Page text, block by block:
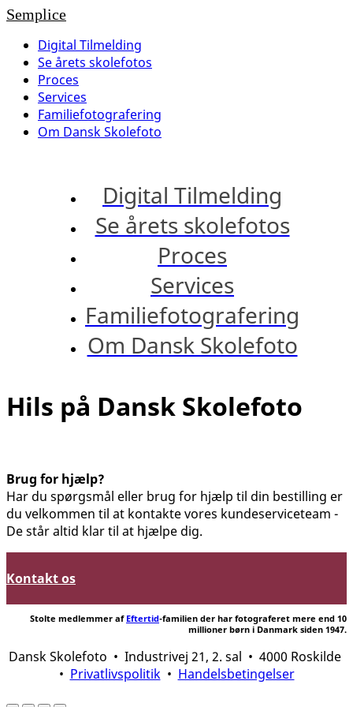
Semplice
Digital Tilmelding
Se årets skolefotos
Proces
Services
Familiefotografering
Om Dansk Skolefoto
Digital Tilmelding
Se årets skolefotos
Proces
Services
Familiefotografering
Om Dansk Skolefoto
Hils på Dansk Skolefoto
Brug for hjælp?
Har du spørgsmål eller brug for hjælp til din bestilling er
du velkommen til at kontakte vores kundeserviceteam -
De står altid klar til at hjælpe dig.
Kontakt os
Stolte medlemmer af Eftertid-familien der har fotograferet mere end 10
millioner børn i Danmark siden 1947.
Dansk Skolefoto • Industrivej 21, 2. sal • 4000 Roskilde
• Privatlivspolitik• Handelsbetingelser